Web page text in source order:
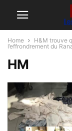
Home
H&M trouve
l’effrondrement du
HM